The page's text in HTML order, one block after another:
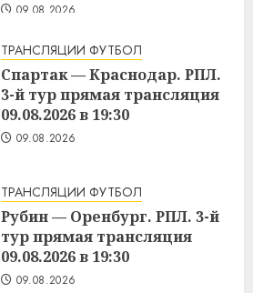
09.08.2026
ТРАНСЛЯЦИИ ФУТБОЛ
Спартак — Краснодар. РПЛ.
3-й тур прямая трансляция
09.08.2026 в 19:30
09.08.2026
ТРАНСЛЯЦИИ ФУТБОЛ
Рубин — Оренбург. РПЛ. 3-й
тур прямая трансляция
09.08.2026 в 19:30
09.08.2026